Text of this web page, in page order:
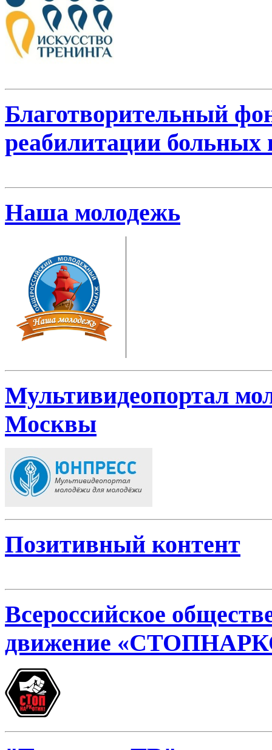
Благотворительный
реабилитации больных
Наша молодежь
Мультивидеопортал
Москвы
Позитивный контент
Всероссийское
движение